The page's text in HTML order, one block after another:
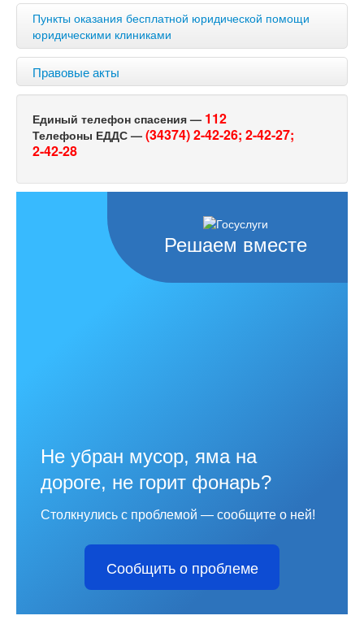
Пункты оказания бесплатной юридической помощи
юридическими клиниками
Правовые акты
Единый телефон спасения — 112
Телефоны ЕДДС — (34374) 2-42-26; 2-42-27;
2-42-28
Решаем вместе
Не убран мусор, яма на
дороге, не горит фонарь?
Столкнулись с проблемой — сообщите о ней!
Сообщить о проблеме